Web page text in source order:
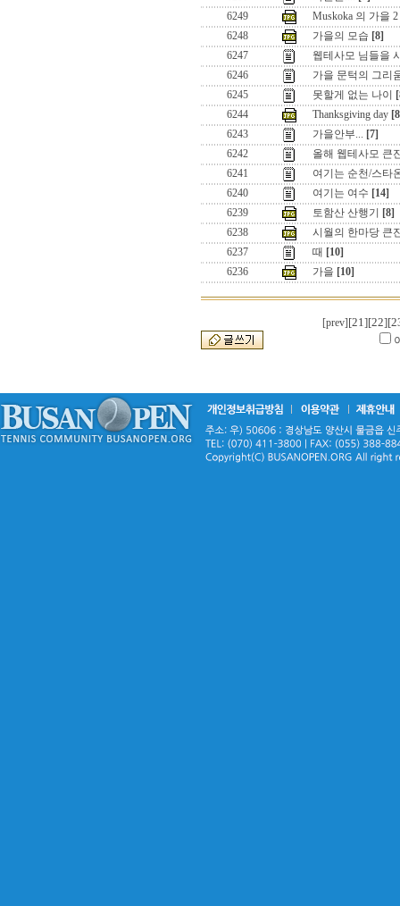
6249
Muskoka 의 가을 2
6248
가을의 모습 [8]
6247
웹테사모 님들을
6246
가을 문턱의 그리
6245
못할게 없는 나이
6244
Thanksgiving day
6243
가을안부... [7]
6242
올해 웹테사모 큰
6241
여기는 순천/스타
6240
여기는 여수 [14]
6239
토함산 산행기
[8]
6238
시월의 한마당 큰
6237
때 [10]
6236
가을 [10]
[prev] [21][22]